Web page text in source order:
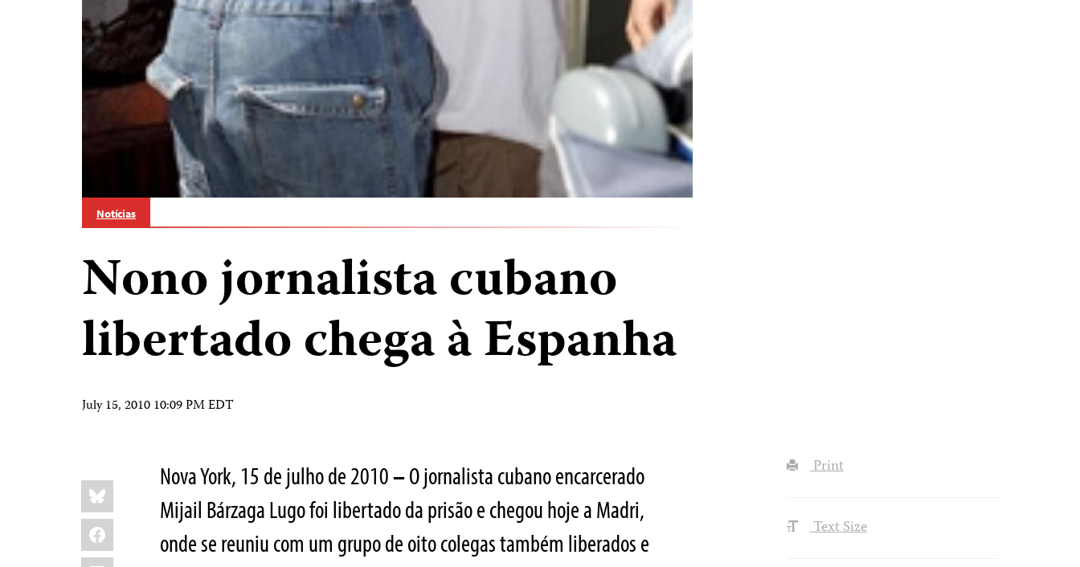
Notícias
Nono jornalista cubano
libertado chega à Espanha
July 15, 2010 10:09 PM EDT
Share
this:
Bluesky
Facebook
Nova York, 15 de julho de 2010–O jornalista cubano encarcerado
Mijail Bárzaga Lugo foi libertado da prisão e chegou hoje a Madri,
onde se reuniu com um grupo de oito colegas também liberados e
Print
Text Size